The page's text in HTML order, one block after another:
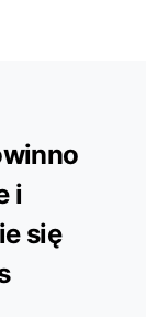
i
się